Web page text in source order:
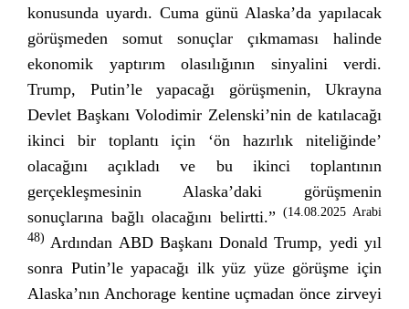
konusunda uyardı. Cuma günü Alaska’da yapılacak
görüşmeden somut sonuçlar çıkmaması halinde
ekonomik yaptırım olasılığının sinyalini verdi.
Trump, Putin’le yapacağı görüşmenin, Ukrayna
Devlet Başkanı Volodimir Zelenski’nin de katılacağı
ikinci bir toplantı için ‘ön hazırlık niteliğinde’
olacağını açıkladı ve bu ikinci toplantının
gerçekleşmesinin Alaska’daki görüşmenin
sonuçlarına bağlı olacağını belirtti.”(14.08.2025 Arabi
48) Ardından ABD Başkanı Donald Trump, yedi yıl
sonra Putin’le yapacağı ilk yüz yüze görüşme için
Alaska’nın Anchorage kentine uçmadan önce zirveyi